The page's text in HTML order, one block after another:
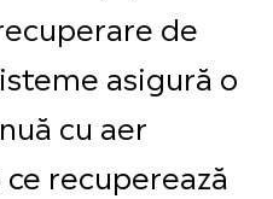
de
asigură o
cu aer
recuperează